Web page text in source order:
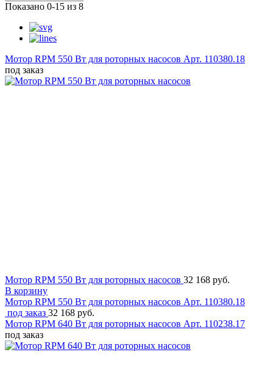
Показано 0-15 из 8
Мотор RPM 550 Вт для роторных насосов Арт. 110380.18
под заказ
Мотор RPM 550 Вт для роторных насосов 32 168 руб.
В корзину
Мотор RPM 550 Вт для роторных насосов Арт. 110380.18
под заказ 32 168 руб.
Мотор RPM 640 Вт для роторных насосов Арт. 110238.17
под заказ